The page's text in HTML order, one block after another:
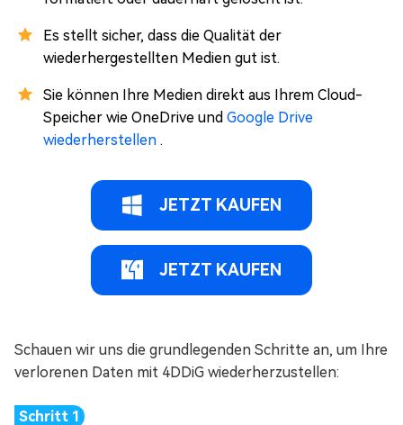
Es stellt sicher, dass die Qualität der
wiederhergestellten Medien gut ist.
Sie können Ihre Medien direkt aus Ihrem Cloud-
Speicher wie OneDrive und Google Drive
wiederherstellen .
JETZT KAUFEN
JETZT KAUFEN
Schauen wir uns die grundlegenden Schritte an, um Ihre
verlorenen Daten mit 4DDiG wiederherzustellen: